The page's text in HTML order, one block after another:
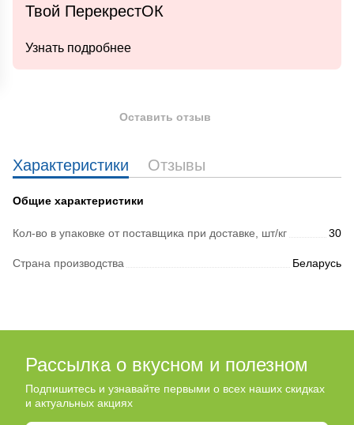
Характеристики Отзывы
Общие характеристики
Кол-во в упаковке от поставщика при доставке, шт/кг 30
Страна производства Беларусь
Твой ПерекрестОК
Узнать подробнее
Оставить отзыв
Рассылка о вкусном и полезном
Подпишитесь и узнавайте первыми о всех наших скидках
и актуальных акциях